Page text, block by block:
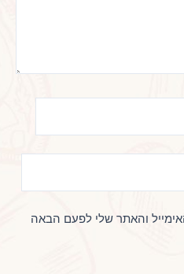
והאתר שלי לפעם הבאה